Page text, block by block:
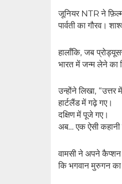
जूनियर NTR ने
पार्वती का गौरव।
हालाँकि, जब
भारत में जन्म लेने का
उन्होंने लिखा, “उत्तर
हार्टलैंड में गढ़े गए।
दक्षिण में पूजे गए।
अब… एक ऐसी कहानी
वामसी ने अपने कैप्शन
कि भगवान मुरुगन